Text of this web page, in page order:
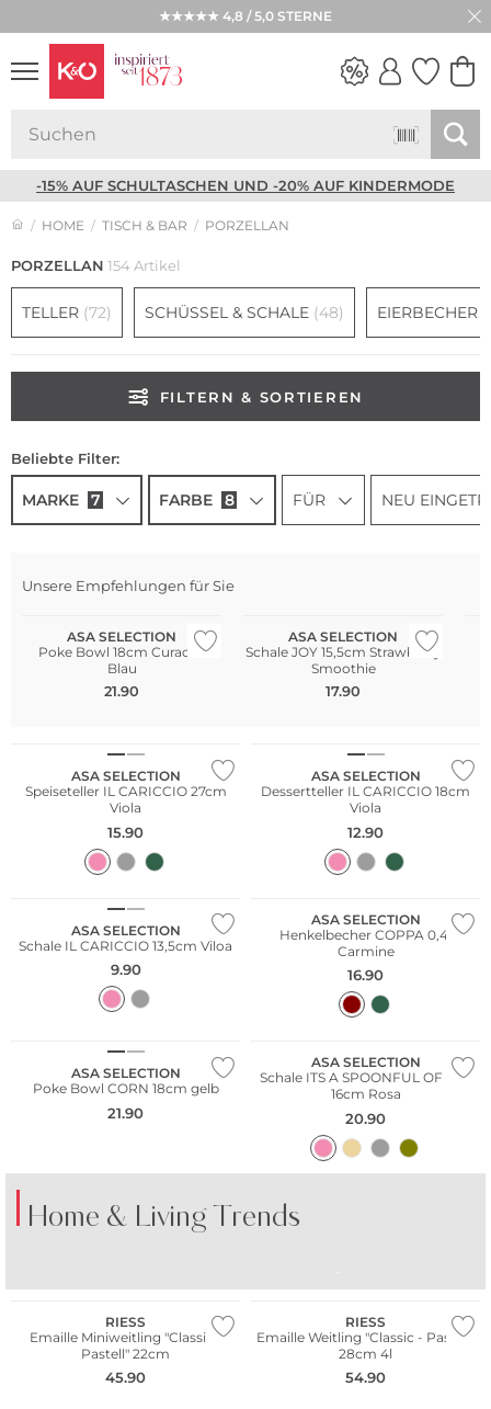
★★★★★ 4,8 / 5,0 STERNE
-15% AUF SCHULTASCHEN UND -20% AUF KINDERMODE
HOME TISCH & BAR PORZELLAN
PORZELLAN 154 Artikel
TELLER (72) SCHÜSSEL & SCHALE (48) EIERBECHER
FILTERN & SORTIEREN
Beliebte Filter:
MARKE 7 FARBE 8 FÜR NEU
Unsere Empfehlungen für Sie
ASA SELECTION
Poke Bowl 18cm Curacao
Blau
21.90
ASA SELECTION
Schale JOY 15,5cm Strawberry
Smoothie
17.90
ASA SELECTION
Speiseteller IL CARICCIO 27cm
Viola
15.90
ASA SELECTION
Dessertteller IL CARICCIO 18cm
Viola
12.90
ASA SELECTION
Schale IL CARICCIO 13,5cm Viloa
9.90
ASA SELECTION
Henkelbecher COPPA 0,4l
Carmine
16.90
ASA SELECTION
Poke Bowl CORN 18cm gelb
21.90
ASA SELECTION
Schale ITS A SPOONFUL OF JOY
16cm Rosa
20.90
Home & Living Trends
RIESS
Emaille Miniweitling "Classic -
Pastell" 22cm
45.90
RIESS
Emaille Weitling "Classic - Pastell"
28cm 4l
54.90
WE ♡ AUSTRIA